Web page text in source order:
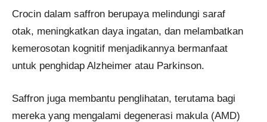
Crocin dalam saffron berupaya melindungi saraf
otak, meningkatkan daya ingatan, dan melambatkan
kemerosotan kognitif menjadikannya bermanfaat
untuk penghidap Alzheimer atau Parkinson.
Saffron juga membantu penglihatan, terutama bagi
mereka yang mengalami degenerasi makula (AMD)